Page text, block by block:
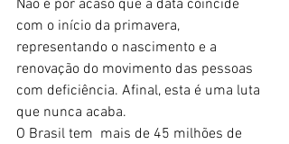
Não é por acaso que a data coincide
com o início da primavera,
representando o nascimento e a
renovação do movimento das pessoas
com deficiência. Afinal, esta é uma luta
que nunca acaba.
O Brasil tem  mais de 45 milhões de